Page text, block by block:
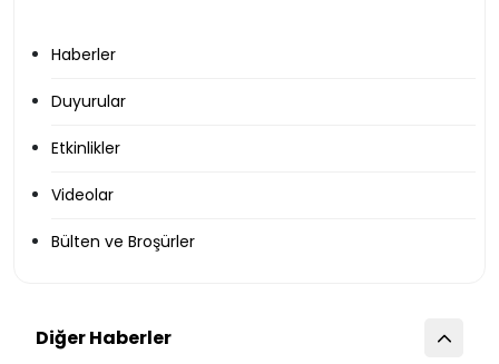
Haberler
Duyurular
Etkinlikler
Videolar
Bülten ve Broşürler
Diğer Haberler